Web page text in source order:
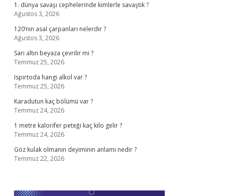
1. dünya savaşı cephelerinde kimlerle savaştık ?
Ağustos 3, 2026
120’nin asal çarpanları nelerdir ?
Ağustos 3, 2026
Sarı altın beyaza çevrilir mi ?
Temmuz 25, 2026
Ispirtoda hangi alkol var ?
Temmuz 25, 2026
Karadutun kaç bölümü var ?
Temmuz 24, 2026
1 metre kalorifer peteği kaç kilo gelir ?
Temmuz 24, 2026
Göz kulak olmanın deyiminin anlamı nedir ?
Temmuz 22, 2026